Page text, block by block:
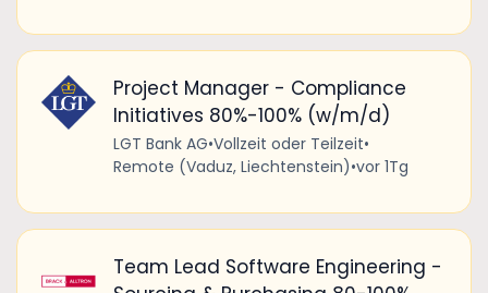
Project Manager - Compliance
Initiatives 80%-100% (w/m/d)
LGT Bank AG•Vollzeit oder Teilzeit•
Remote (Vaduz, Liechtenstein)•vor 1Tg
Team Lead Software Engineering -